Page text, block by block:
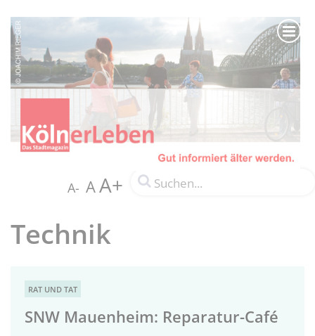
A- AA+
Technik
RAT UND TAT
SNW Mauenheim: Reparatur-Café